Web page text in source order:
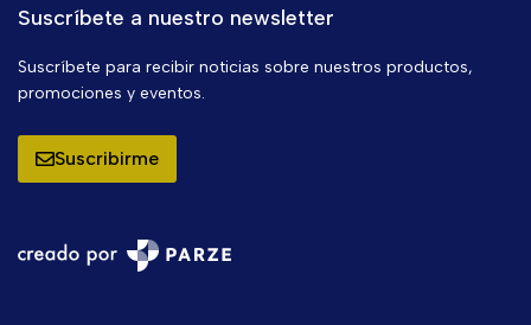
Suscríbete a nuestro newsletter
Suscríbete para recibir noticias sobre nuestros productos,
promociones y eventos.
Suscribirme